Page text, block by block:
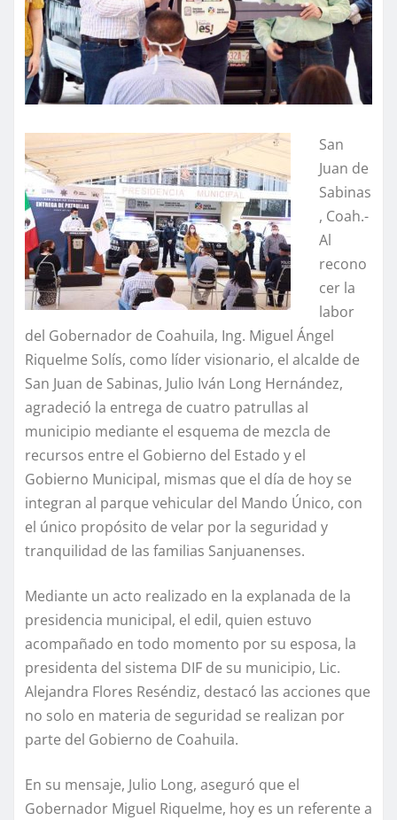
San
Juan de
Sabinas
, Coah.-
Al
recono
cer la
labor
del Gobernador de Coahuila, Ing. Miguel Ángel
Riquelme Solís, como líder visionario, el alcalde de
San Juan de Sabinas, Julio Iván Long Hernández,
agradeció la entrega de cuatro patrullas al
municipio mediante el esquema de mezcla de
recursos entre el Gobierno del Estado y el
Gobierno Municipal, mismas que el día de hoy se
integran al parque vehicular del Mando Único, con
el único propósito de velar por la seguridad y
tranquilidad de las familias Sanjuanenses.
Mediante un acto realizado en la explanada de la
presidencia municipal, el edil, quien estuvo
acompañado en todo momento por su esposa, la
presidenta del sistema DIF de su municipio, Lic.
Alejandra Flores Reséndiz, destacó las acciones que
no solo en materia de seguridad se realizan por
parte del Gobierno de Coahuila.
En su mensaje, Julio Long, aseguró que el
Gobernador Miguel Riquelme, hoy es un referente a